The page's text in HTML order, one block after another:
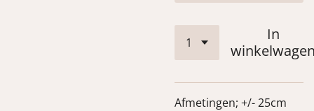
In
Afmetingen; +/- 25cm